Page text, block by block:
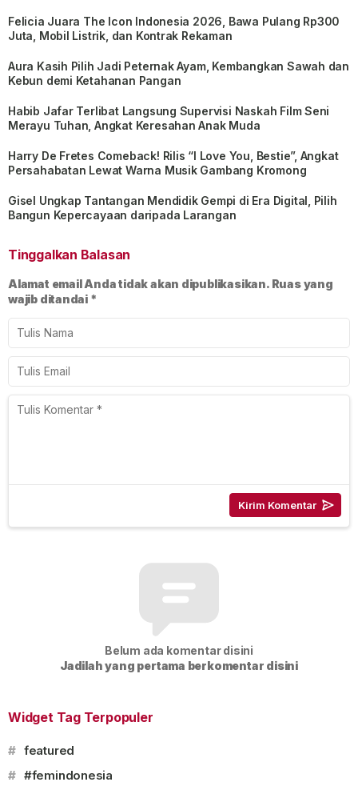
Felicia Juara The Icon Indonesia 2026, Bawa Pulang Rp300
Juta, Mobil Listrik, dan Kontrak Rekaman
Aura Kasih Pilih Jadi Peternak Ayam, Kembangkan Sawah dan
Kebun demi Ketahanan Pangan
Habib Jafar Terlibat Langsung Supervisi Naskah Film Seni
Merayu Tuhan, Angkat Keresahan Anak Muda
Harry De Fretes Comeback! Rilis “I Love You, Bestie”, Angkat
Persahabatan Lewat Warna Musik Gambang Kromong
Gisel Ungkap Tantangan Mendidik Gempi di Era Digital, Pilih
Bangun Kepercayaan daripada Larangan
Tinggalkan Balasan
Alamat email Anda tidak akan dipublikasikan. Ruas yang
wajib ditandai *
Belum ada komentar disini
Jadilah yang pertama berkomentar disini
Widget Tag Terpopuler
# featured
# #femindonesia